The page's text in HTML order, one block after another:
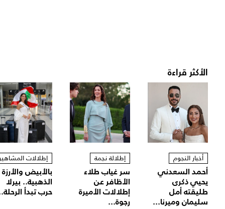
الأكثر قراءة
أخبار النجوم
أحمد السعدني
يحيي ذكرى
طليقته أمل
سليمان وميرنا...
إطلالة نجمة
سر غياب طلاء
الأظافر عن
إطلالات الأميرة
رجوة...
إطلالات
بالأبيض والأرزة
الذهبية.. بيرلا
حرب تبدأ